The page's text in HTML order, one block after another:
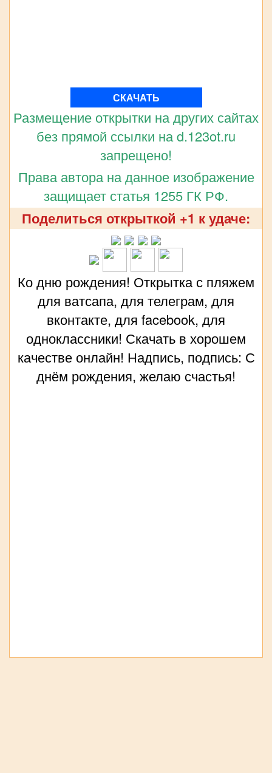
СКАЧАТЬ
Размещение открытки на других сайтах
без прямой ссылки на d.123ot.ru
запрещено!
Права автора на данное изображение
защищает статья 1255 ГК РФ.
Поделиться открыткой +1 к удаче:
Ко дню рождения! Открытка с пляжем
для ватсапа, для телеграм, для
вконтакте, для facebook, для
одноклассники! Скачать в хорошем
качестве онлайн! Надпись, подпись: С
днём рождения, желаю счастья!